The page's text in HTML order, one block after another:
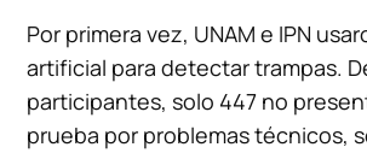
Por primera vez, UNAM e IPN
artificial para detectar trampas.
participantes, solo 447 no
prueba por problemas técnicos,